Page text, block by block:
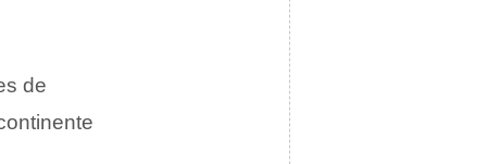
de